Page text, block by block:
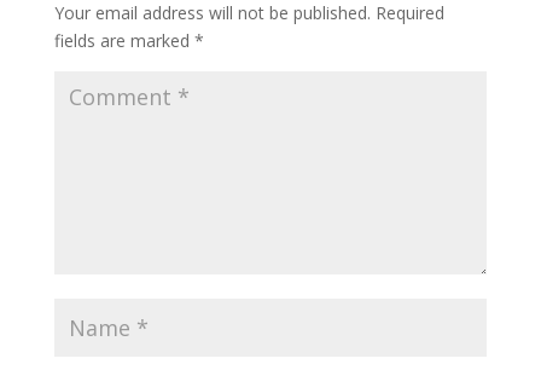
Your email address will not be published. Required
fields are marked *